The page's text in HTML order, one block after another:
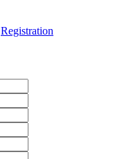
Registration